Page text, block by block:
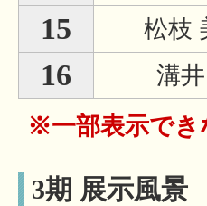
15 松枝
16
溝
※一部表示でき
3期 展示風景